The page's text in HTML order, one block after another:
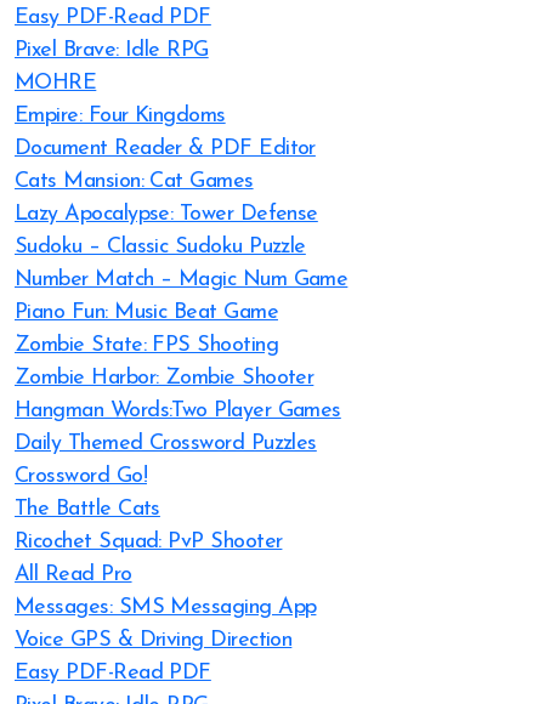
Easy PDF-Read PDF
Pixel Brave: Idle RPG
MOHRE
Empire: Four Kingdoms
Document Reader & PDF Editor
Cats Mansion: Cat Games
Lazy Apocalypse: Tower Defense
Sudoku – Classic Sudoku Puzzle
Number Match – Magic Num Game
Piano Fun: Music Beat Game
Zombie State: FPS Shooting
Zombie Harbor: Zombie Shooter
Hangman Words:Two Player Games
Daily Themed Crossword Puzzles
Crossword Go!
The Battle Cats
Ricochet Squad: PvP Shooter
All Read Pro
Messages: SMS Messaging App
Voice GPS & Driving Direction
Easy PDF-Read PDF